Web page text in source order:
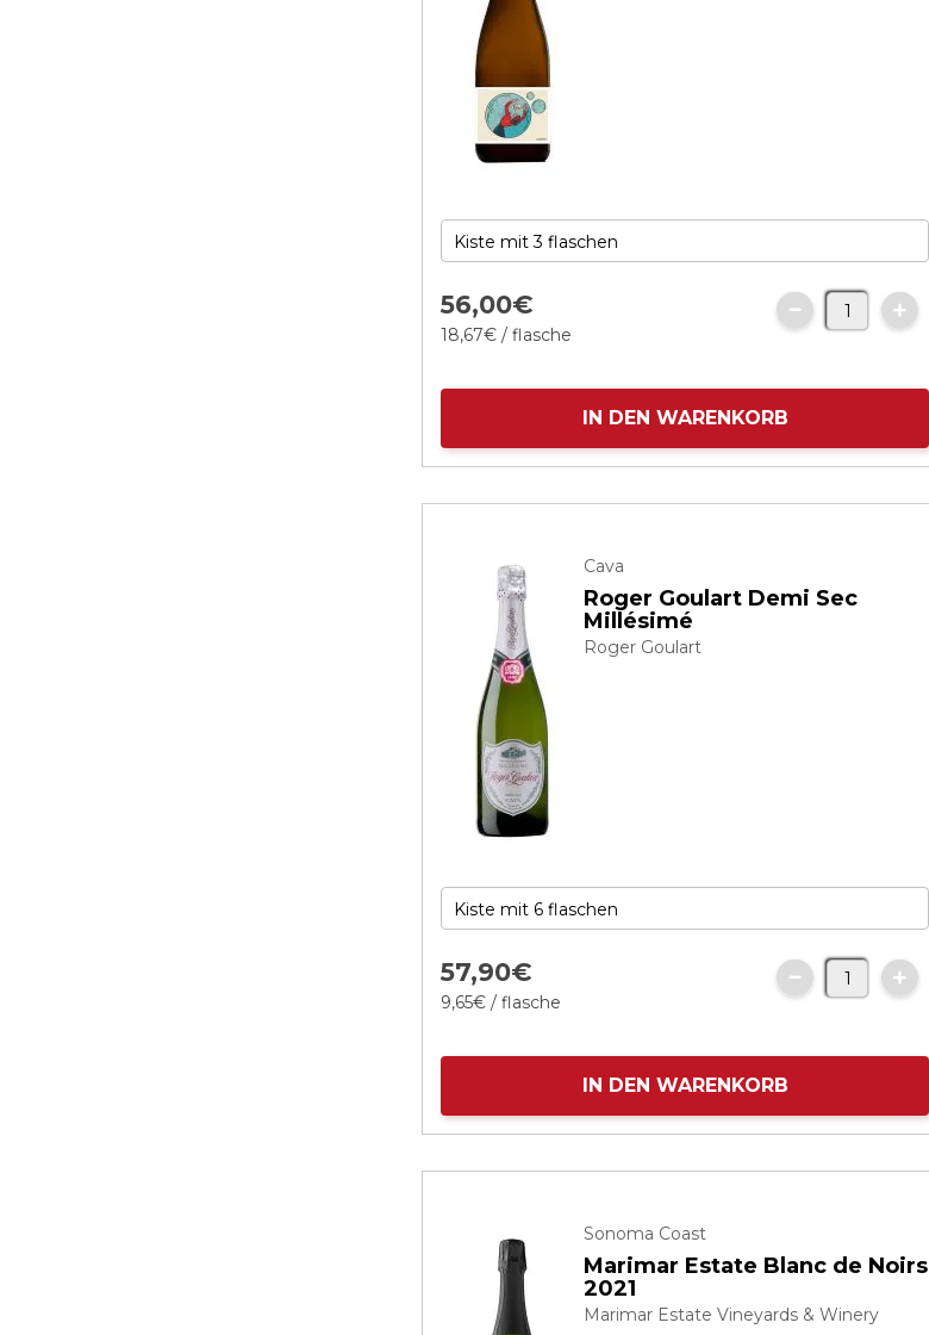
56,00€
18,67€ / flasche
IN DEN WARENKORB
Cava
Roger Goulart Demi Sec
Millésimé
Roger Goulart
57,90€
9,65€ / flasche
IN DEN WARENKORB
Sonoma Coast
Marimar Estate Blanc de Noirs
2021
Marimar Estate Vineyards & Winery